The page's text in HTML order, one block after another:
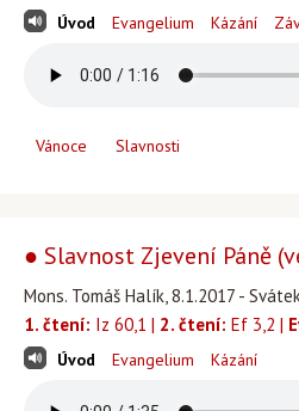
Úvod Evangelium Kázání
Vánoce Slavnosti
● Slavnost Zjevení Páně
Mons. Tomáš Halík, 8.1.2017 -
1. čtení: Iz 60,1 | 2. čtení: Ef 3,2 |
Úvod Evangelium Kázání